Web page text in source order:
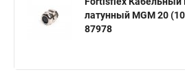
латунный МGM 20
87978